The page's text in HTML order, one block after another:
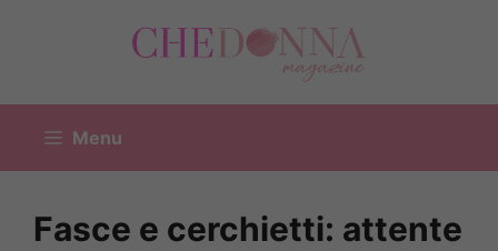
Menu
Fasce e cerchietti: attente